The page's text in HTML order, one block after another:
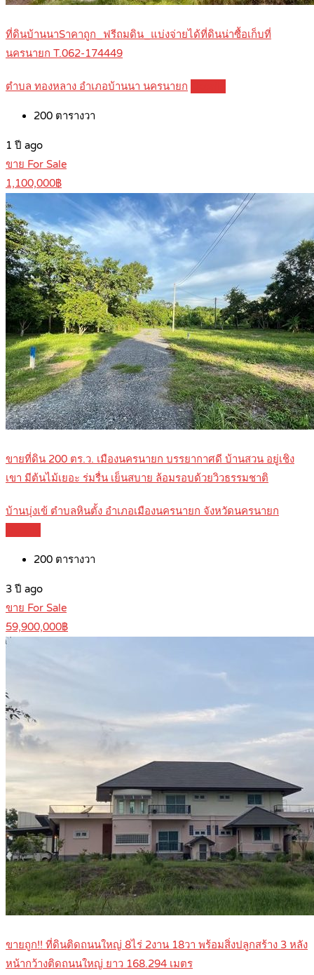
ที่ดินบ้านนาSาคาถูก_ฟรีถมดิน_แบ่งจ่ายได้ที่ดินน่าซื้อเก็บที่
นครนายก T.062-174449
ตำบล ทองหลาง อำเภอบ้านนา นครนายก
200 ตารางวา
1 ปี ago
ขาย For Sale
1,100,000฿
ขายที่ดิน 200 ตร.ว. เมืองนครนายก บรรยากาศดี บ้านสวน อยู่เชิง
เขา มีต้นไม้เยอะ ร่มรื่น เย็นสบาย ล้อมรอบด้วยวิวธรรมชาติ
บ้านบุ่งเข้ ตำบลหินตั้ง อำเภอเมืองนครนายก จังหวัดนครนายก
200 ตารางวา
3 ปี ago
ขาย For Sale
59,900,000฿
ขายถูก!! ที่ดินติดถนนใหญ่ 8ไร่ 2งาน 18วา พร้อมสิ่งปลูกสร้าง 3 หลัง
หน้ากว้างติดถนนใหญ่ ยาว 168.294 เมตร